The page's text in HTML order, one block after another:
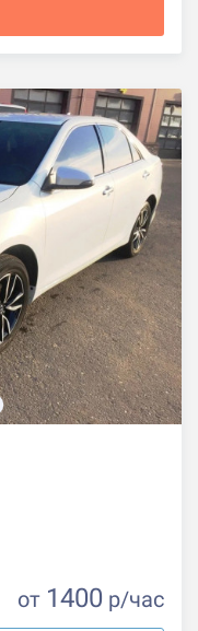
от 1400 р/час